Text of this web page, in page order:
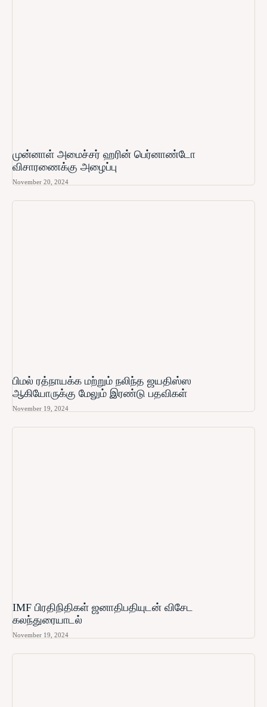
முன்னாள் அமைச்சர் ஹரின் பெர்னாண்டோ​
விசாரணைக்கு அழைப்பு
November 20, 2024
பிமல் ரத்நாயக்க மற்றும் நலிந்த ஜயதிஸ்ஸ
ஆகியோருக்கு மேலும் இரண்டு பதவிகள்
November 19, 2024
IMF பிரதிநிதிகள் ஜனாதிபதியுடன் விசேட
கலந்துரையாடல்
November 19, 2024